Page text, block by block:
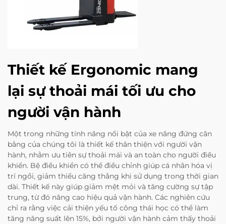
Thiết kế Ergonomic mang
lại sự thoải mái tối ưu cho
người vận hành
Một trong những tính năng nổi bật của xe nâng đứng cân
bằng của chúng tôi là thiết kế thân thiện với người vận
hành, nhằm ưu tiên sự thoải mái và an toàn cho người điều
khiển. Bệ điều khiển có thể điều chỉnh giúp cá nhân hóa vị
trí ngồi, giảm thiểu căng thẳng khi sử dụng trong thời gian
dài. Thiết kế này giúp giảm mệt mỏi và tăng cường sự tập
trung, từ đó nâng cao hiệu quả vận hành. Các nghiên cứu
chỉ ra rằng việc cải thiện yếu tố công thái học có thể làm
tăng năng suất lên 15%, bởi người vận hành cảm thấy thoải